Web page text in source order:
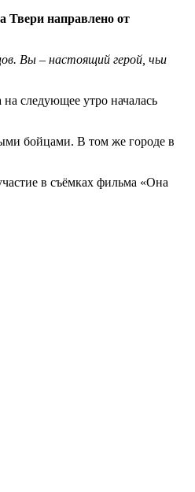
Твери направлено от
Вы – настоящий герой, чьи
следующее утро началась
бойцами. В том же городе в
в съёмках фильма «Она